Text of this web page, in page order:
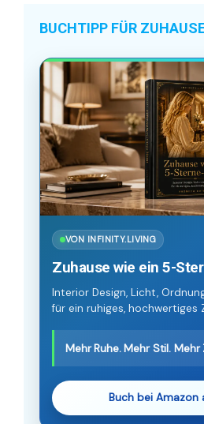
BUCHTIPP FÜR
VON INFINITY.LIVING
Zuhause wie ein 5-
Interior Design, Licht,
für ein ruhiges, hochwertiges
Mehr Ruhe. Mehr Stil. Mehr
Buch bei Amazon